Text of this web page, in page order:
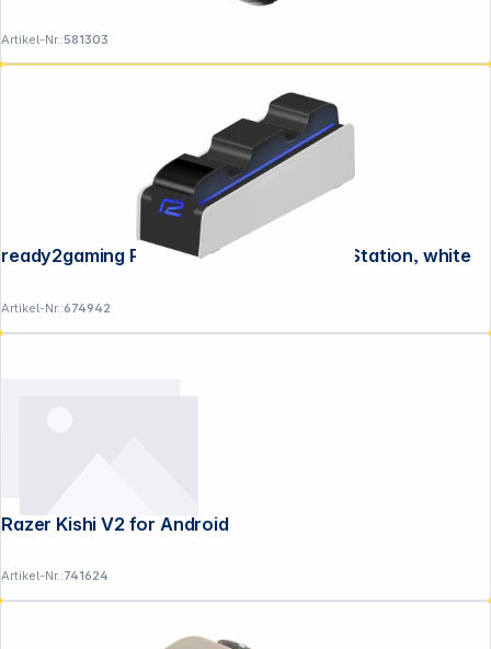
Artikel-Nr.:581303
ready2gaming PS5 DualSense Charging Station, white
Artikel-Nr.:674942
Razer Kishi V2 for Android
Artikel-Nr.:741624